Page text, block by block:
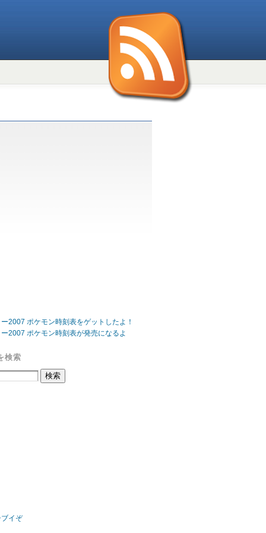
2007 ポケモン時刻表をゲットしたよ！
2007 ポケモン時刻表が発売になるよ
検索
イぞ